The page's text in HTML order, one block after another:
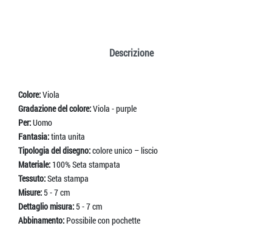
Descrizione
Colore:Viola
Gradazione del colore:Viola - purple
Per:Uomo
Fantasia:tinta unita
Tipologia del disegno:colore unico – liscio
Materiale: 100% Seta stampata
Tessuto:Seta stampa
Misure:5 - 7 cm
Dettaglio misura:5 - 7 cm
Abbinamento: Possibile con pochette